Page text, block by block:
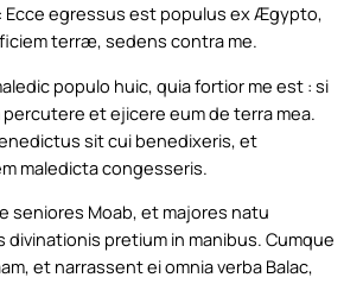
Ecce egressus est populus ex Ægypto,
terræ, sedens contra me.
populo huic, quia fortior me est : si
et ejicere eum de terra mea.
sit cui benedixeris, et
maledicta congesseris.
seniores Moab, et majores natu
divinationis pretium in manibus. Cumque
et narrassent ei omnia verba Balac,